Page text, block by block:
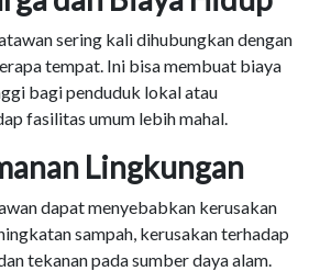
sering kali dihubungkan dengan
tempat. Ini bisa membuat biaya
bagi penduduk lokal atau
fasilitas umum lebih mahal.
Lingkungan
dapat menyebabkan kerusakan
sampah, kerusakan terhadap
tekanan pada sumber daya alam.